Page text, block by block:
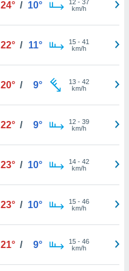
24° / 10° 12- 37
km/h
22° / 11° 15- 41
km/h
20° / 9° 13- 42
km/h
22° / 9° 12- 39
km/h
23° / 10° 14- 42
km/h
23° / 10° 15- 46
km/h
21° / 9° 15- 46
km/h